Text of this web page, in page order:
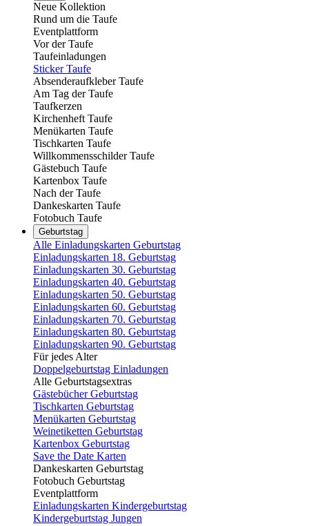
Neue Kollektion
Rund um die Taufe
Eventplattform
Vor der Taufe
Taufeinladungen
Sticker Taufe
Absenderaufkleber Taufe
Am Tag der Taufe
Taufkerzen
Kirchenheft Taufe
Menükarten Taufe
Tischkarten Taufe
Willkommensschilder Taufe
Gästebuch Taufe
Kartenbox Taufe
Nach der Taufe
Dankeskarten Taufe
Fotobuch Taufe
Geburtstag
Alle Einladungskarten Geburtstag
Einladungskarten 18. Geburtstag
Einladungskarten 30. Geburtstag
Einladungskarten 40. Geburtstag
Einladungskarten 50. Geburtstag
Einladungskarten 60. Geburtstag
Einladungskarten 70. Geburtstag
Einladungskarten 80. Geburtstag
Einladungskarten 90. Geburtstag
Für jedes Alter
Doppelgeburtstag Einladungen
Alle Geburtstagsextras
Gästebücher Geburtstag
Tischkarten Geburtstag
Menükarten Geburtstag
Weinetiketten Geburtstag
Kartenbox Geburtstag
Save the Date Karten
Dankeskarten Geburtstag
Fotobuch Geburtstag
Eventplattform
Einladungskarten Kindergeburtstag
Kindergeburtstag Jungen